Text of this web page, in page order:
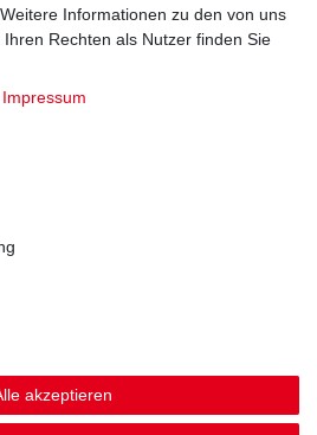
Informationen zu den von uns
Rechten als Nutzer finden Sie
Impressum
akzeptieren